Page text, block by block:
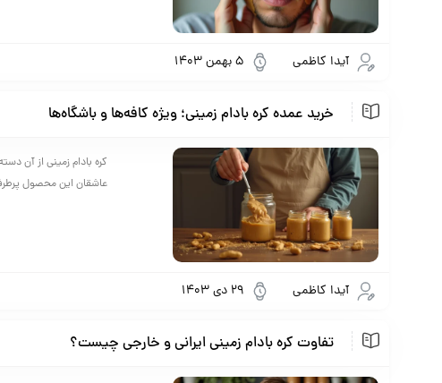
آیدا کاظمی 5 بهمن 1403
خرید عمده کره بادام زمینی؛ ویژه کافه‌ها و باشگاه‌ها
کره بادام زمینی از آن
عاشقان این محصول
آیدا کاظمی 29 دی 1403
تفاوت کره بادام زمینی ایرانی و خارجی چیست؟